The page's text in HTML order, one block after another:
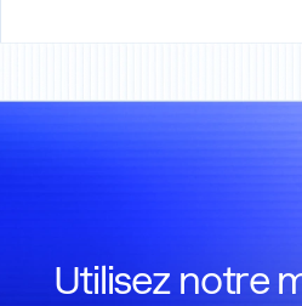
Utilisez notre